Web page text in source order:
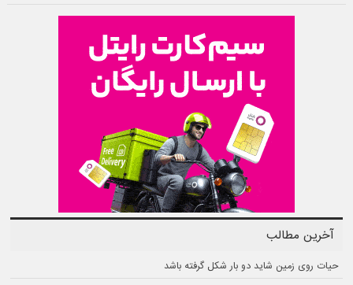
آخرین مطالب
حیات روی زمین شاید دو بار شکل گرفته باشد